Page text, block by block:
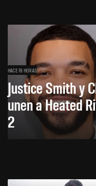
HACE 19 HORAS
Justice Smith y
unen a Heated
2